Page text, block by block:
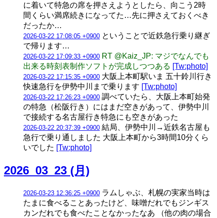
に着いて特急の席を押さえようとしたら、向こう2時
間くらい満席続きになってた…先に押さえておくべき
だったか…
2026-03-22 17:08:05 +0900 ということで近鉄急行乗り継ぎ
で帰ります…
2026-03-22 17:09:33 +0900 RT @Kaiz_JP: マジでなんでも
出来る時刻表制作ソフトが完成しつつある [Tw:photo]
2026-03-22 17:15:35 +0900 大阪上本町駅いま 五十鈴川行き
快速急行を伊勢中川まで乗ります [Tw:photo]
2026-03-22 17:26:23 +0900 調べていたら、大阪上本町始発
の特急（松阪行き）にはまだ空きがあって、伊勢中川
で接続する名古屋行き特急にも空きがあった
2026-03-22 20:37:39 +0900 結局、伊勢中川→近鉄名古屋も
急行で乗り通しました 大阪上本町から3時間10分くら
いでした [Tw:photo]
2026_03_23 (月)
2026-03-23 12:36:25 +0900 ラムしゃぶ、札幌の実家当時は
たまに食べることあったけど、味噌だれでもジンギス
カンだれでも食べたことなかったなあ （他の肉の場合